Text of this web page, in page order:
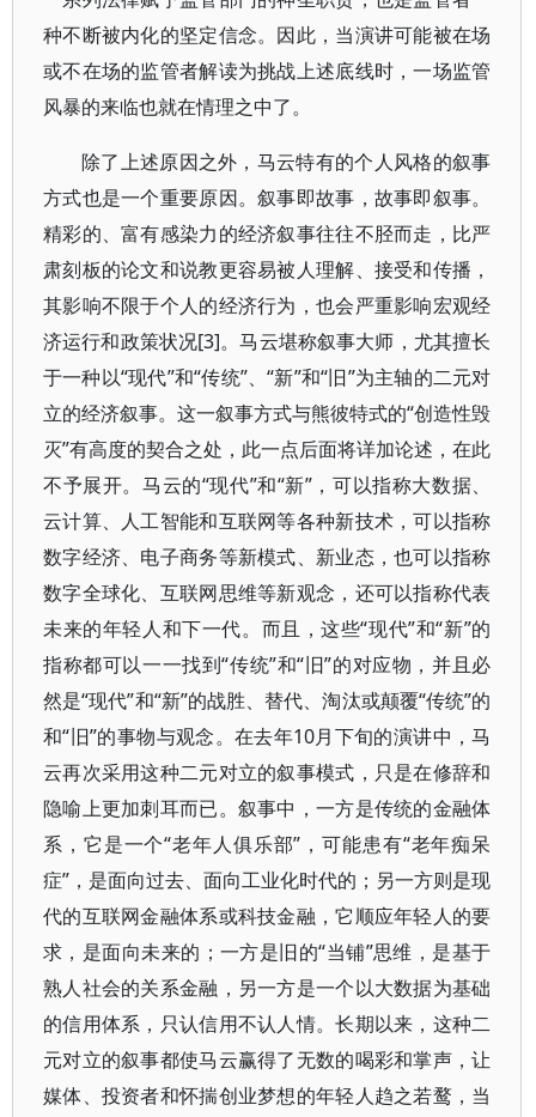
种不断被内化的坚定信念。因此，当演讲可能被在场
或不在场的监管者解读为挑战上述底线时，一场监管
风暴的来临也就在情理之中了。
除了上述原因之外，马云特有的个人风格的叙事
方式也是一个重要原因。叙事即故事，故事即叙事。
精彩的、富有感染力的经济叙事往往不胫而走，比严
肃刻板的论文和说教更容易被人理解、接受和传播，
其影响不限于个人的经济行为，也会严重影响宏观经
济运行和政策状况[3]。马云堪称叙事大师，尤其擅长
于一种以“现代”和“传统”、“新”和“旧”为主轴的二元对
立的经济叙事。这一叙事方式与熊彼特式的“创造性毁
灭”有高度的契合之处，此一点后面将详加论述，在此
不予展开。马云的“现代”和“新”，可以指称大数据、
云计算、人工智能和互联网等各种新技术，可以指称
数字经济、电子商务等新模式、新业态，也可以指称
数字全球化、互联网思维等新观念，还可以指称代表
未来的年轻人和下一代。而且，这些“现代”和“新”的
指称都可以一一找到“传统”和“旧”的对应物，并且必
然是“现代”和“新”的战胜、替代、淘汰或颠覆“传统”的
和“旧”的事物与观念。在去年10月下旬的演讲中，马
云再次采用这种二元对立的叙事模式，只是在修辞和
隐喻上更加刺耳而已。叙事中，一方是传统的金融体
系，它是一个“老年人俱乐部”，可能患有“老年痴呆
症”，是面向过去、面向工业化时代的；另一方则是现
代的互联网金融体系或科技金融，它顺应年轻人的要
求，是面向未来的；一方是旧的“当铺”思维，是基于
熟人社会的关系金融，另一方是一个以大数据为基础
的信用体系，只认信用不认人情。长期以来，这种二
元对立的叙事都使马云赢得了无数的喝彩和掌声，让
媒体、投资者和怀揣创业梦想的年轻人趋之若鹜，当